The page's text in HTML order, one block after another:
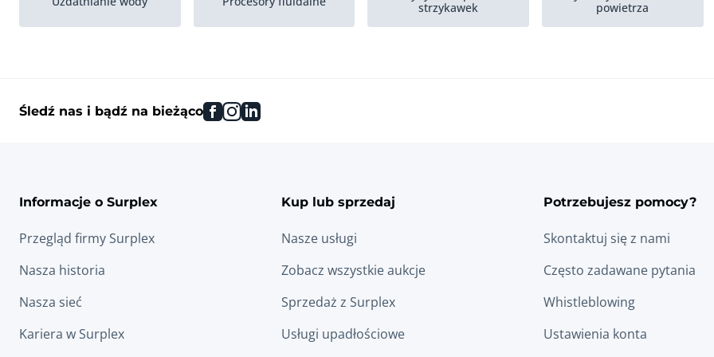
strzykawek
powietrza
Autoklawy laboratoryjne
Śledź nas i bądź na bieżąco facebook
instagram
linkedin
Informacje o Surplex
Przegląd firmy Surplex
Nasza historia
Nasza sieć
Kariera w Surplex
Kup lub sprzedaj
Nasze usługi
Zobacz wszystkie aukcje
Sprzedaż z Surplex
Usługi upadłościowe
Potrzebujesz pomocy?
Skontaktuj się z nami
Często zadawane pytania
Whistleblowing
Ustawienia konta